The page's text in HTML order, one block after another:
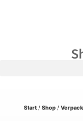
Start/ Shop/